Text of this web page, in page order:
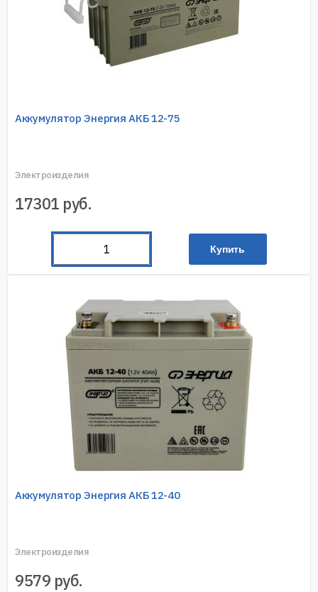
Аккумулятор Энергия АКБ 12-75
Электроизделия
17301 руб.
Купить
Аккумулятор Энергия АКБ 12-40
Электроизделия
9579 руб.